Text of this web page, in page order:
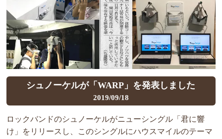
シュノーケルが「WARP」を発表しました
2019/09/18
ロックバンドのシュノーケルがニューシングル「君に響
け」をリリースし、このシングルにハウスマイルのテーマ